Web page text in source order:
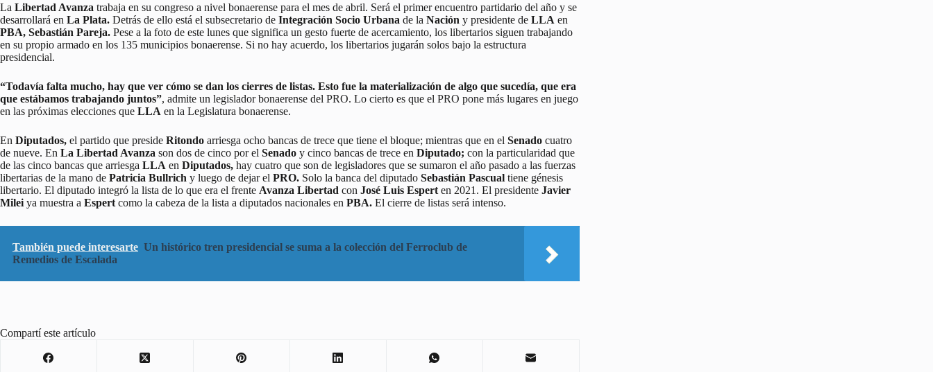
La Libertad Avanza trabaja en su congreso a nivel bonaerense para el mes de abril. Será el primer encuentro partidario del año y se
desarrollará en La Plata. Detrás de ello está el subsecretario de Integración Socio Urbana de la Nación y presidente de LLA en
PBA, Sebastián Pareja. Pese a la foto de este lunes que significa un gesto fuerte de acercamiento, los libertarios siguen trabajando
en su propio armado en los 135 municipios bonaerense. Si no hay acuerdo, los libertarios jugarán solos bajo la estructura
presidencial.
“Todavía falta mucho, hay que ver cómo se dan los cierres de listas. Esto fue la materialización de algo que sucedía, que era
que estábamos trabajando juntos”, admite un legislador bonaerense del PRO. Lo cierto es que el PRO pone más lugares en juego
en las próximas elecciones que LLA en la Legislatura bonaerense.
En Diputados, el partido que preside Ritondo arriesga ocho bancas de trece que tiene el bloque; mientras que en el Senado cuatro
de nueve. En La Libertad Avanza son dos de cinco por el Senado y cinco bancas de trece en Diputado; con la particularidad que
de las cinco bancas que arriesga LLA en Diputados, hay cuatro que son de legisladores que se sumaron el año pasado a las fuerzas
libertarias de la mano de Patricia Bullrich y luego de dejar el PRO. Solo la banca del diputado Sebastián Pascual tiene génesis
libertario. El diputado integró la lista de lo que era el frente Avanza Libertad con José Luis Espert en 2021. El presidente Javier
Milei ya muestra a Espert como la cabeza de la lista a diputados nacionales en PBA. El cierre de listas será intenso.
También puede interesarte Un histórico tren presidencial se suma a la colección del Ferroclub de
Remedios de Escalada
Compartí este artículo